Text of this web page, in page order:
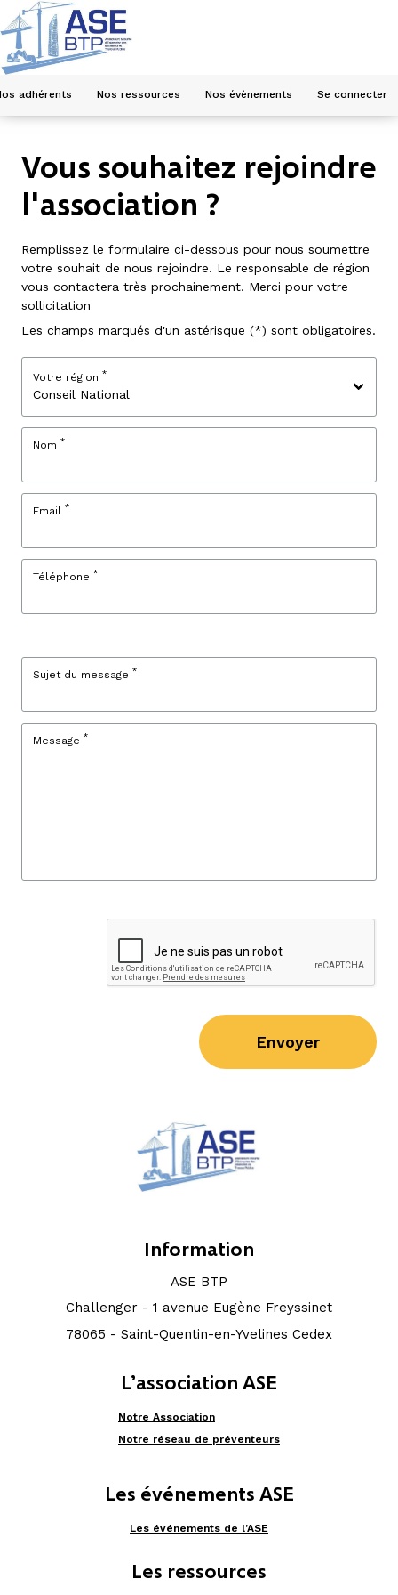
adhérents Nos ressources Nos évènements Se connecter
Vous souhaitez rejoindre
l'association ?
Remplissez le formulaire ci-dessous pour nous soumettre
votre souhait de nous rejoindre. Le responsable de région
vous contactera très prochainement. Merci pour votre
sollicitation
Les champs marqués d'un astérisque (*) sont obligatoires.
Votre région *
Nom *
Email *
Téléphone *
Sujet du message *
Message *
Envoyer
Information
ASE BTP
Challenger - 1 avenue Eugène Freyssinet
78065 - Saint-Quentin-en-Yvelines Cedex
L’association ASE
Notre Association
Notre réseau de préventeurs
Les événements ASE
Les événements de l’ASE
Les ressources